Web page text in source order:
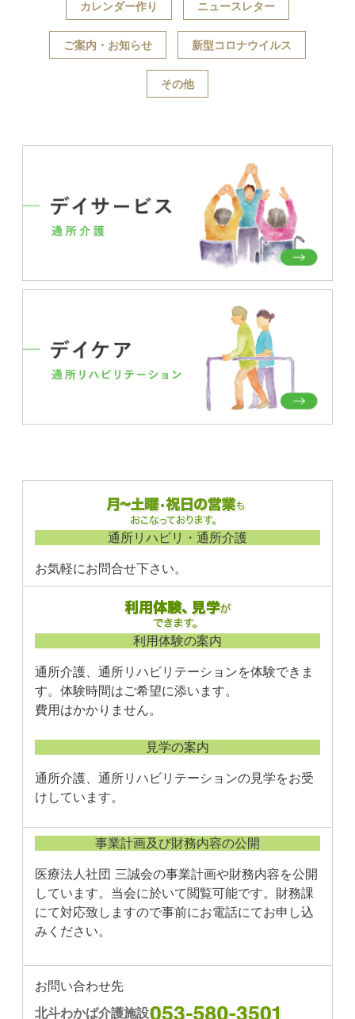
カレンダー作り ニュースレター
ご案内・お知らせ 新型コロナウイルス
その他
通所リハビリ・通所介護
お気軽にお問合せ下さい。
利用体験の案内
通所介護、通所リハビリテーションを体験できま
す。体験時間はご希望に添います。
費用はかかりません。
見学の案内
通所介護、通所リハビリテーションの見学をお受
けしています。
事業計画及び財務内容の公開
医療法人社団 三誠会の事業計画や財務内容を公開
しています。当会に於いて閲覧可能です。財務課
にて対応致しますので事前にお電話にてお申し込
みください。
お問い合わせ先
北斗わかば介護施設